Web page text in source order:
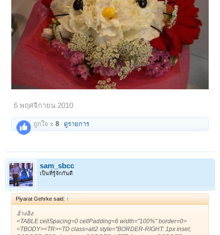
6 พฤศจิกายน 2010
ถูกใจ x8 ดูรายการ
sam_sbcc
เป็นที่รู้จักกันดี
Piyarat Gehrke said: ↑
อ้างอิง:
<TABLE cellSpacing=0 cellPadding=6 width="100%" border=0>
<TBODY><TR><TD class=alt2 style="BORDER-RIGHT: 1px inset;